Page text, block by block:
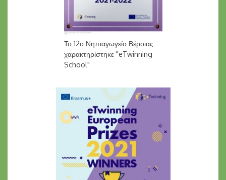
Το 12ο Νηπιαγωγείο Βέροιας
χαρακτηρίστηκε "eTwinning
School"